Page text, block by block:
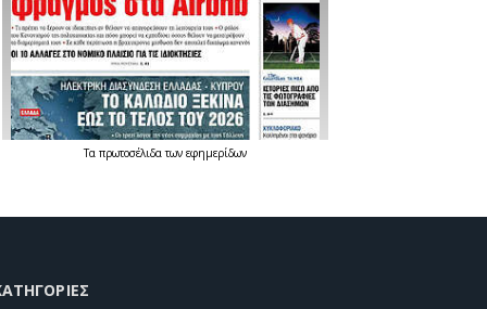
Τα πρωτοσέλιδατων εφημερίδων